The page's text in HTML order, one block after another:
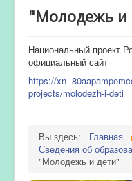
"Молодежь и
Национальный проект
официальный сайт
https://xn--
projects/molodezh-i-deti
Вы здесь:
Главная
Сведения об
"Молодежь и дети"